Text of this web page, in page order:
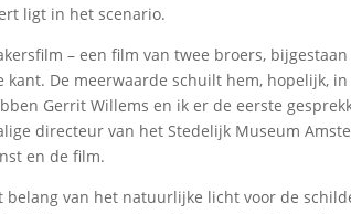
ligt in het scenario.
– een film van twee broers,
De meerwaarde schuilt hem, hopelijk,
Gerrit Willems en ik er de eerste
directeur van het Stedelijk Museum
en de film.
van het natuurlijke licht voor de